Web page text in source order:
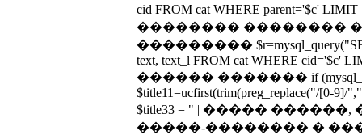
cid FROM cat WHERE parent='$c'
�������� ��������
���������
text, text_l FROM cat WHERE cid='$c'
������ ������� if
$title11=ucfirst(trim(preg_replace("/[0-9]/
$title33 = " | �����
�����-�������� �